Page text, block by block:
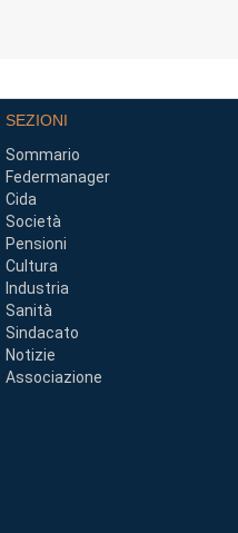
SEZIONI
Sommario
Federmanager
Cida
Società
Pensioni
Cultura
Industria
Sanità
Sindacato
Notizie
Associazione